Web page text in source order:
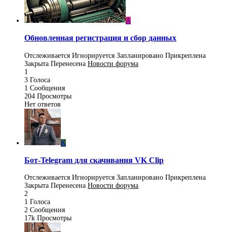
A
Обновленная регистрация и сбор данных
Отслеживается Игнорируется Запланировано Прикреплена
Закрыта Перенесена Новости форума
1
3 Голоса
1 Сообщения
204 Просмотры
Нет ответов
K
Бот-Telegram для скачивания VK Clip
Отслеживается Игнорируется Запланировано Прикреплена
Закрыта Перенесена Новости форума
2
1 Голоса
2 Сообщения
17k Просмотры